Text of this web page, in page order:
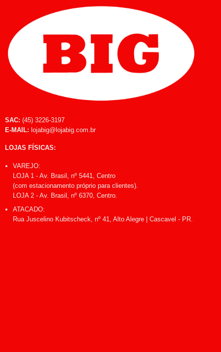
SAC: (45) 3226-3197
E-MAIL: lojabig@lojabig.com.br
LOJAS FÍSICAS:
VAREJO:
LOJA 1 - Av. Brasil, nº 5441, Centro
(com estacionamento próprio para clientes).
LOJA 2 - Av. Brasil, nº 6370, Centro.
ATACADO:
Rua Juscelino Kubitscheck, nº 41, Alto Alegre | Cascavel - PR.